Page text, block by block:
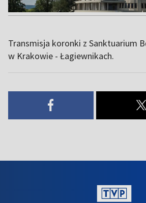
Transmisja koronki z Sanktuarium
w Krakowie - Łagiewnikach.